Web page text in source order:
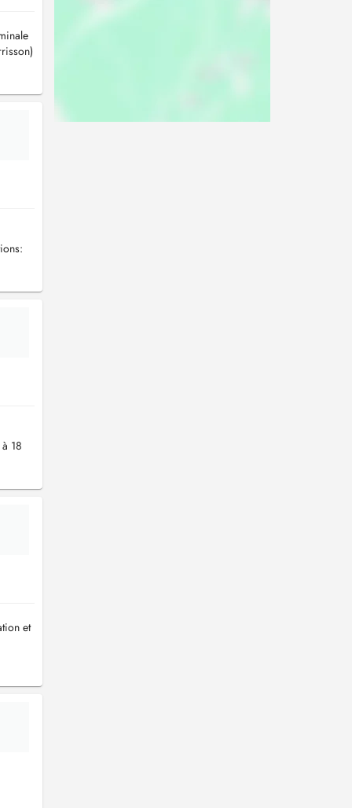
18
et